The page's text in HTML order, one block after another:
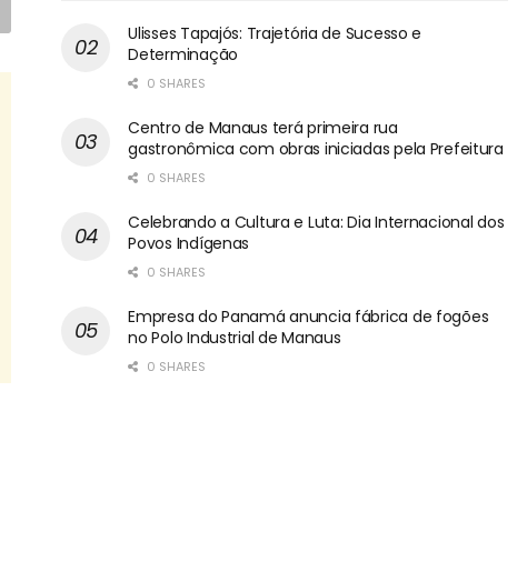
Ulisses Tapajós: Trajetória de Sucesso e
Determinação
0 SHARES
Centro de Manaus terá primeira rua
gastronômica com obras iniciadas pela Prefeitura
0 SHARES
Celebrando a Cultura e Luta: Dia Internacional dos
Povos Indígenas
0 SHARES
Empresa do Panamá anuncia fábrica de fogões
no Polo Industrial de Manaus
0 SHARES